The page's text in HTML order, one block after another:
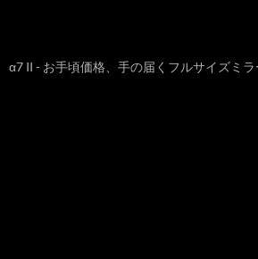
α7 II - お手頃価格、手の届くフルサイズミラ